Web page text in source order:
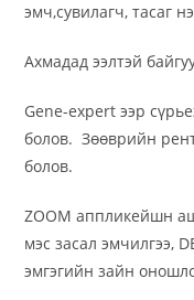
эмч,сувилагч, тасаг
Ахмадад ээлтэй
Gene-expert ээр
болов. Зөөврийн
болов.
ZOOM аппликейшн
мэс засал эмчилгээ,
эмгэгийн зайн